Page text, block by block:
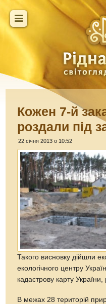
Кожен 7-й
роздали під
22 січня 2013 о 10:52
Такого висновку дійшли
екологічного центру
кадастрову карту України,
В межах 28 територій